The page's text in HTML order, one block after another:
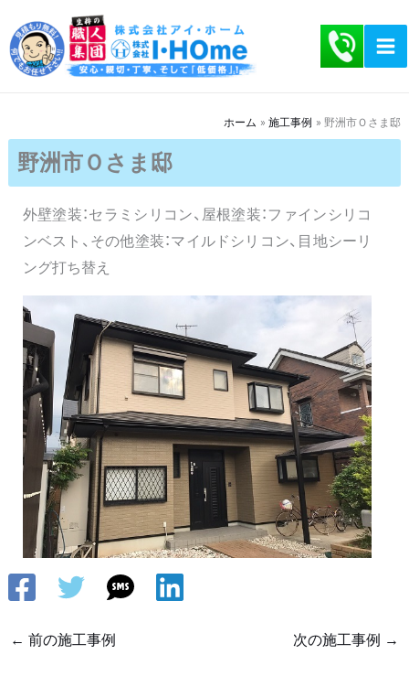
容
を
ッ
ホーム 施工事例 野洲市Ｏさま邸
野洲市Ｏさま邸
外壁塗装：セラミシリコン、屋根塗装：ファインシリコ
ンベスト、その他塗装：マイルドシリコン、目地シーリ
ング打ち替え
← 前の施工事例 次の施工事例 →